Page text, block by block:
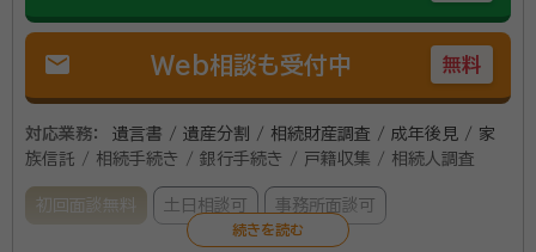
mail Web相談も受付中 無料
対応業務：
遺言書 / 遺産分割 / 相続財産調査 / 成年後見 / 家
族信託 / 相続手続き / 銀行手続き / 戸籍収集 / 相続人調査
初回面談無料 土日相談可 事務所面談可